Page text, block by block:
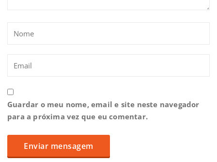
Guardar o meu nome, email e site neste navegador
para a próxima vez que eu comentar.